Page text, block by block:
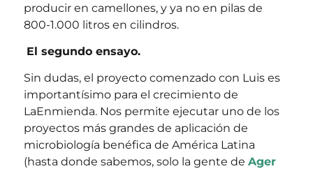
producir en camellones, y ya no en pilas de
800-1.000 litros en cilindros.
El segundo ensayo.
Sin dudas, el proyecto comenzado con Luis es
importantísimo para el crecimiento de
LaEnmienda. Nos permite ejecutar uno de los
proyectos más grandes de aplicación de
microbiología benéfica de América Latina
(hasta donde sabemos, solo la gente de Ager